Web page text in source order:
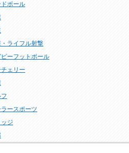
ボール
ライフル射撃
ビーフットボール
ェリー
ラースポーツ
ジ